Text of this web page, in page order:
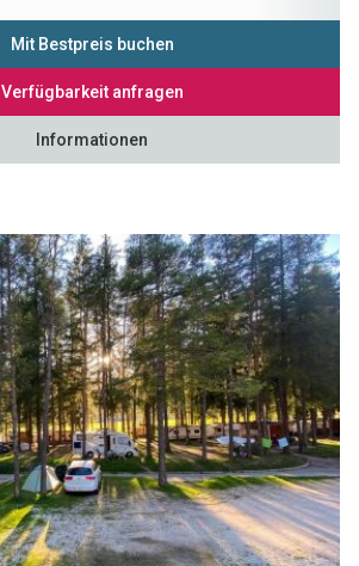
Mit Bestpreis buchen
Verfügbarkeit anfragen
Informationen